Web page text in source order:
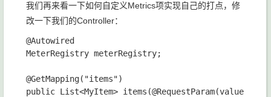
我们再来看一下如何自定义Metrics项实现自己的打点，修
改一下我们的Controller：
@Autowired
MeterRegistry meterRegistry;
@GetMapping("items")
public List<MyItem> items(@RequestParam(value